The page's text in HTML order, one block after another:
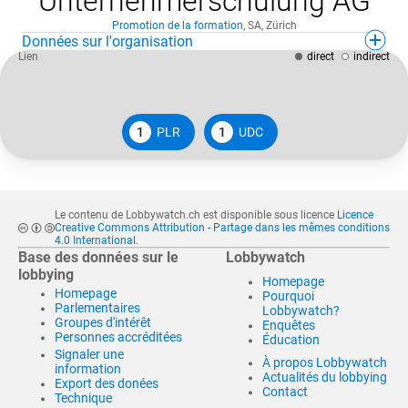
Promotion de la formation, SA, Zürich
Données sur l'organisation
1 PLR 1 UDC
Lien direct indirect
Le contenu de Lobbywatch.ch est disponible sous licence Licence
Creative Commons Attribution - Partage dans les mêmes conditions
4.0 International .
Base des données sur le
lobbying
Homepage
Parlementaires
Groupes d'intérêt
Personnes accréditées
Signaler une
information
Export des donées
Technique
Lobbywatch
Homepage
Pourquoi
Lobbywatch?
Enquêtes
Éducation
À propos Lobbywatch
Actualités du lobbying
Contact